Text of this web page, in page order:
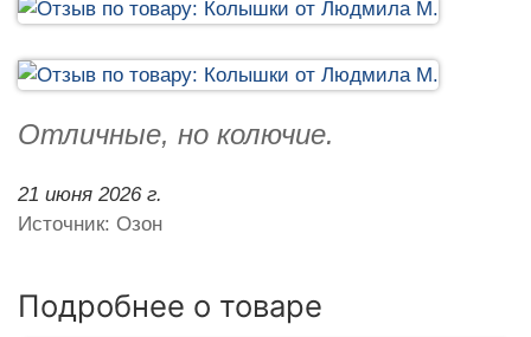
Отличные, но колючие.
21 июня 2026 г.
Источник: Озон
Подробнее о товаре